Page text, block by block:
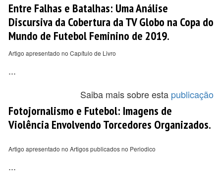
Entre Falhas e Batalhas: Uma Análise
Discursiva da Cobertura da TV Globo na Copa do
Mundo de Futebol Feminino de 2019.
Artigo apresentado no Capítulo de Livro
...
Saiba mais sobre esta publicação
Fotojornalismo e Futebol: Imagens de
Violência Envolvendo Torcedores Organizados.
Artigo apresentado no Artigos publicados no Periodico
...